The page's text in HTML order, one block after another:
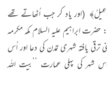
(اور یاد کر جب اُٹھاتے تھے
حضرت ابراہیم علیہ السلام مکہ مکرمہ
ترقی یافتہ شہری تمدن کی دعا اور اُس
کی پہلی عمارت ’’بیت اللہ